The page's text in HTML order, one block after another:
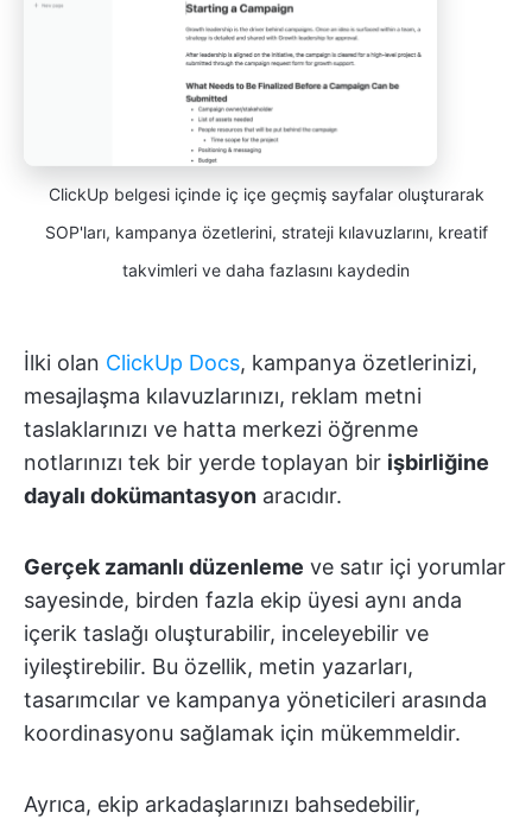
ClickUp belgesi içinde iç içe geçmiş sayfalar oluşturarak
SOP'ları, kampanya özetlerini, strateji kılavuzlarını, kreatif
takvimleri ve daha fazlasını kaydedin
İlki olan ClickUp Docs, kampanya özetlerinizi,
mesajlaşma kılavuzlarınızı, reklam metni
taslaklarınızı ve hatta merkezi öğrenme
notlarınızı tek bir yerde toplayan bir işbirliğine
dayalı dokümantasyon aracıdır.
Gerçek zamanlı düzenleme ve satır içi yorumlar
sayesinde, birden fazla ekip üyesi aynı anda
içerik taslağı oluşturabilir, inceleyebilir ve
iyileştirebilir. Bu özellik, metin yazarları,
tasarımcılar ve kampanya yöneticileri arasında
koordinasyonu sağlamak için mükemmeldir.
Ayrıca, ekip arkadaşlarınızı bahsedebilir,